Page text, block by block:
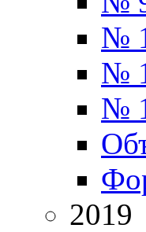
№
№
№
2019